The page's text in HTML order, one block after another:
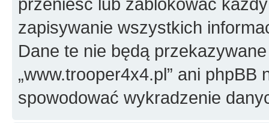
zapisywanie wszystkich
Dane te nie będą
„www.trooper4x4.pl” ani phpBB
spowodować wykradzenie